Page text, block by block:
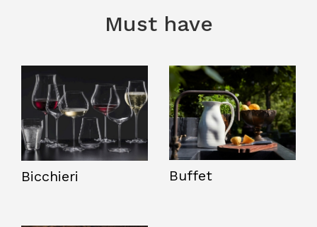
Must have
Bicchieri Buffet